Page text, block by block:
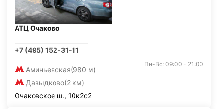
АТЦ Очаково
+7 (495) 152-31-11
Аминьевская(980 м)
Давыдково(2 км)
Пн-Вс: 09:00 - 21:00
Очаковское ш., 10к2с2